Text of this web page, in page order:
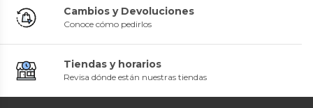
Cambios y Devoluciones
Conoce cómo pedirlos
Tiendas y horarios
Revisa dónde están nuestras tiendas